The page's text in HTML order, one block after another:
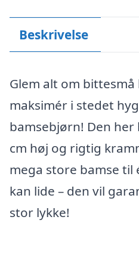
Beskrivelse
Glem alt om
maksimér i stedet
bamsebjørn! Den her
cm høj og rigtig
mega store bamse til
kan lide – den vil
stor lykke!